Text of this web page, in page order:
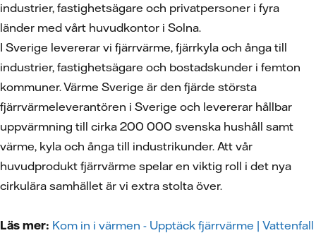
industrier, fastighetsägare och privatpersoner i fyra
länder med vårt huvudkontor i Solna.
I Sverige levererar vi fjärrvärme, fjärrkyla och ånga till
industrier, fastighetsägare och bostadskunder i femton
kommuner. Värme Sverige är den fjärde största
fjärrvärmeleverantören i Sverige och levererar hållbar
uppvärmning till cirka 200 000 svenska hushåll samt
värme, kyla och ånga till industrikunder. Att vår
huvudprodukt fjärrvärme spelar en viktig roll i det nya
cirkulära samhället är vi extra stolta över.
Läs mer: Kom in i värmen - Upptäck fjärrvärme | Vattenfall